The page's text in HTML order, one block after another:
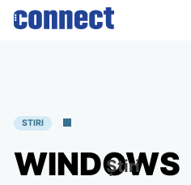
Skip
STIRI
WINDOWS
Știri